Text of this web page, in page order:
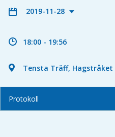
2019-11-28
18:00 - 19:56
Tensta Träff, Hagstråket
Protokoll